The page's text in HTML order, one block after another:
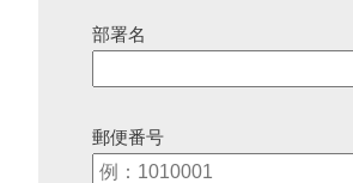
部署名
郵便番号